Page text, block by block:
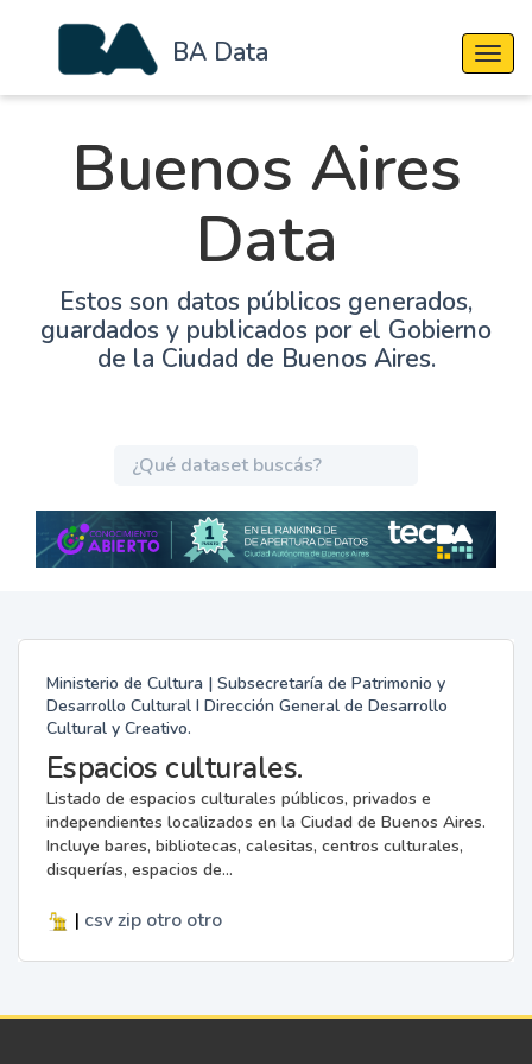
BA Data
Buenos Aires
Data
Estos son datos públicos generados,
guardados y publicados por el Gobierno
de la Ciudad de Buenos Aires.
Ministerio de Cultura | Subsecretaría de Patrimonio y
Desarrollo Cultural I Dirección General de Desarrollo
Cultural y Creativo.
Espacios culturales.
Listado de espacios culturales públicos, privados e
independientes localizados en la Ciudad de Buenos Aires.
Incluye bares, bibliotecas, calesitas, centros culturales,
disquerías, espacios de...
| csv zip otro otro